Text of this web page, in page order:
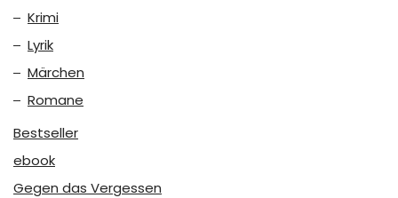
Krimi
Lyrik
Märchen
Romane
Bestseller
ebook
Gegen das Vergessen